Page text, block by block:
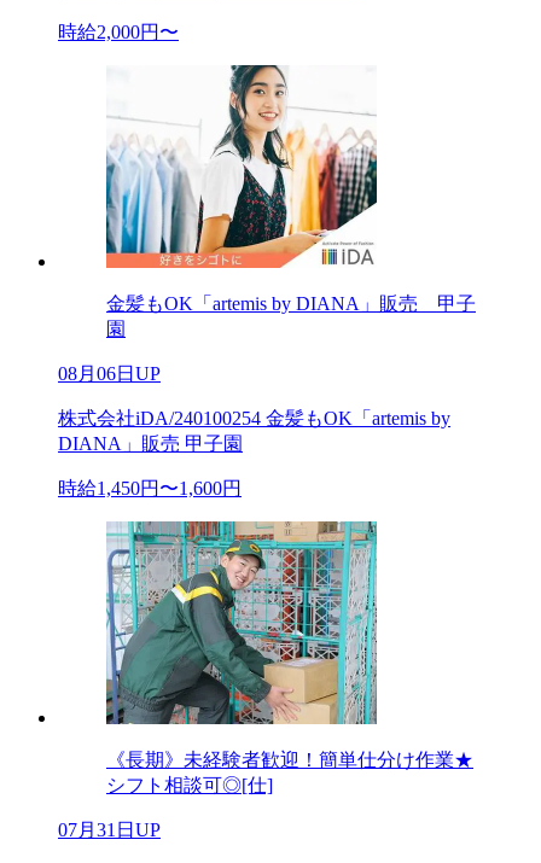
時給2,000円〜
金髪もOK「artemis by DIANA」販売 甲子
園
08月06日UP
株式会社iDA/240100254 金髪もOK「artemis by
DIANA」販売 甲子園
時給1,450円〜1,600円
《長期》未経験者歓迎！簡単仕分け作業★
シフト相談可◎[仕]
07月31日UP